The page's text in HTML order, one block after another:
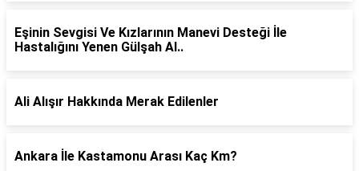
Eşinin Sevgisi Ve Kızlarının Manevi Desteği İle
Hastalığını Yenen Gülşah Al..
Ali Alışır Hakkında Merak Edilenler
Ankara İle Kastamonu Arası Kaç Km?